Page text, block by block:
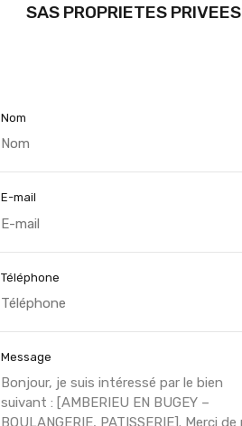
SAS PROPRIETES PRIVEES
Nom
E-mail
Téléphone
Message